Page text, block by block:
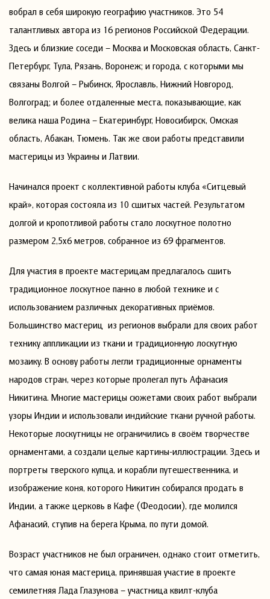
вобрал в себя широкую географию участников. Это 54
талантливых автора из 16 регионов Российской Федерации.
Здесь и близкие соседи – Москва и Московская область, Санкт-
Петербург, Тула, Рязань, Воронеж; и города, с которыми мы
связаны Волгой – Рыбинск, Ярославль, Нижний Новгород,
Волгоград; и более отдаленные места, показывающие, как
велика наша Родина – Екатеринбург, Новосибирск, Омская
область, Абакан, Тюмень. Так же свои работы представили
мастерицы из Украины и Латвии.
Начинался проект с коллективной работы клуба «Ситцевый
край», которая состояла из 10 сшитых частей. Результатом
долгой и кропотливой работы стало лоскутное полотно
размером 2,5х6 метров, собранное из 69 фрагментов.
Для участия в проекте мастерицам предлагалось сшить
традиционное лоскутное панно в любой технике и с
использованием различных декоративных приёмов.
Большинство мастериц из регионов выбрали для своих работ
технику аппликации из ткани и традиционную лоскутную
мозаику. В основу работы легли традиционные орнаменты
народов стран, через которые пролегал путь Афанасия
Никитина. Многие мастерицы сюжетами своих работ выбрали
узоры Индии и использовали индийские ткани ручной работы.
Некоторые лоскутницы не ограничились в своём творчестве
орнаментами, а создали целые картины-иллюстрации. Здесь и
портреты тверского купца, и корабли путешественника, и
изображение коня, которого Никитин собирался продать в
Индии, а также церковь в Кафе (Феодосии), где молился
Афанасий, ступив на берега Крыма, по пути домой.
Возраст участников не был ограничен, однако стоит отметить,
что самая юная мастерица, принявшая участие в проекте
семилетняя Лада Глазунова – участница квилт-клуба